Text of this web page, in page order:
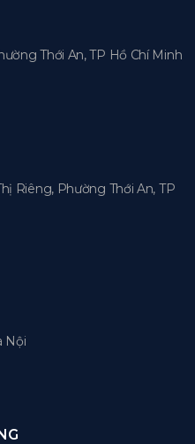
Thới An, TP Hồ Chí Minh
Riêng, Phường Thới An, TP
Nội